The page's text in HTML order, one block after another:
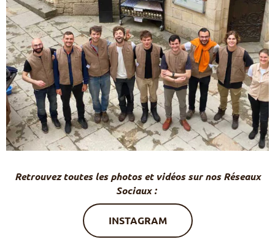
Retrouvez toutes les photos et vidéos sur nos Réseaux
Sociaux :
INSTAGRAM